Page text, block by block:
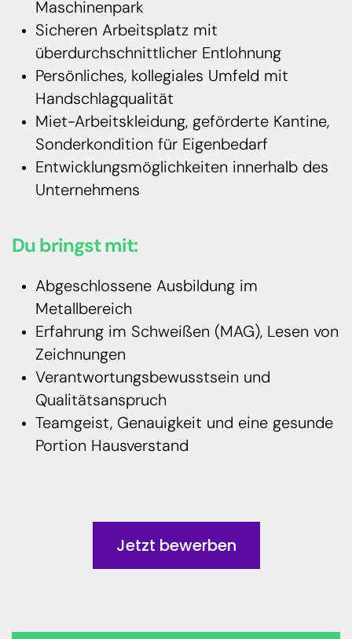
Maschinenpark
Sicheren Arbeitsplatz mit
überdurchschnittlicher Entlohnung
Persönliches, kollegiales Umfeld mit
Handschlagqualität
Miet-Arbeitskleidung, geförderte Kantine,
Sonderkondition für Eigenbedarf
Entwicklungsmöglichkeiten innerhalb des
Unternehmens
Du bringst mit:
Abgeschlossene Ausbildung im
Metallbereich
Erfahrung im Schweißen (MAG), Lesen von
Zeichnungen
Verantwortungsbewusstsein und
Qualitätsanspruch
Teamgeist, Genauigkeit und eine gesunde
Portion Hausverstand
Jetzt bewerben